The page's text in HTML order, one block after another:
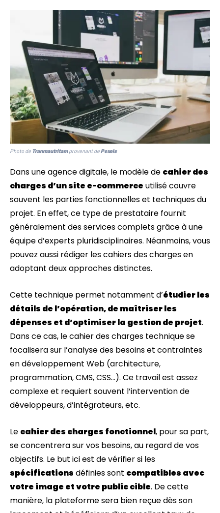
Photo de Tranmautritamprovenant dePexels
Dans une agence digitale, le modèle de cahier des
charges d’un site e-commerce utilisé couvre
souvent les parties fonctionnelles et techniques du
projet. En effet, ce type de prestataire fournit
généralement des services complets grâce à une
équipe d’experts pluridisciplinaires. Néanmoins, vous
pouvez aussi rédiger les cahiers des charges en
adoptant deux approches distinctes.
Cette technique permet notamment d’étudier les
détails de l’opération, de maîtriser les
dépenses et d’optimiser la gestion de projet.
Dans ce cas, le cahier des charges technique se
focalisera sur l’analyse des besoins et contraintes
en développement Web (architecture,
programmation, CMS, CSS…). Ce travail est assez
complexe et requiert souvent l’intervention de
développeurs, d’intégrateurs, etc.
Le cahier des charges fonctionnel, pour sa part,
se concentrera sur vos besoins, au regard de vos
objectifs. Le but ici est de vérifier si les
spécifications définies sont compatibles avec
votre image et votre public cible. De cette
manière, la plateforme sera bien reçue dès son